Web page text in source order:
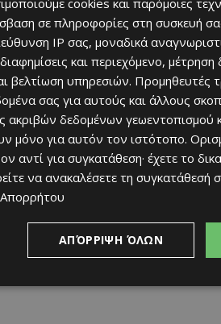
σήματα ποιότητας και
ποιότητα νερών, καθαριότητα,
σωστή διαχείριση απορριμμάτων.
– Δερύνειας με 18
με 6.
το επόμενο διάστημα.
cookies και παρόμοιες
σε πληροφορίες στη συσκευή
IP σας, μοναδικά
και περιεχόμενο,
βελτίωση υπηρεσιών. Προμηθευτές
σας για αυτούς και άλλους
ακριβών δεδομένων γεωεντοπισμού
μόνο για αυτόν τον ιστότοπο.
αντί για συγκατάθεση· έχετε το
να ανακαλέσετε τη συγκατάθεσή
Απορρήτου
ΑΠΌΡΡΙΨΗ ΌΛΩΝ